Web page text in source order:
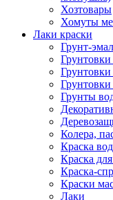
Хозтовары
Хомуты
Лаки краски
Грунт-
Грунты
Колера,
Краска
Краска
Краска-
Краски
Лаки